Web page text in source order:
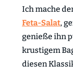
Ich mache
Feta-Salat,
genieße ihn
krustigem
diesen